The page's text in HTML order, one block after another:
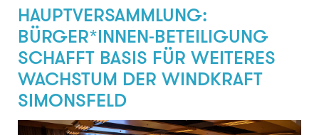
Miba Gruppe
gswb
FG Beförderungsgewerbe mit PKW
Hansaton
Intact
KOLLER+KOLLER
HAUPTVERSAMMLUNG:
BÜRGER*INNEN-BETEILIGUNG
SCHAFFT BASIS FÜR WEITERES
WACHSTUM DER WINDKRAFT
SIMONSFELD